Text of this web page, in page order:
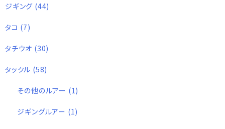
ジギング (44)
タコ (7)
タチウオ (30)
タックル (58)
その他のルアー (1)
ジギングルアー (1)